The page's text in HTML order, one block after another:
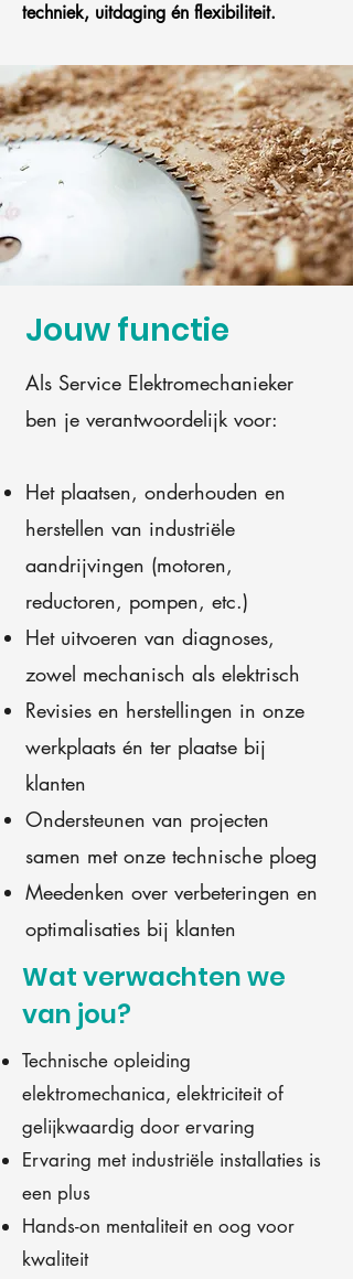
techniek, uitdaging én flexibiliteit.
Jouw functie
Als Service Elektromechanieker
ben je verantwoordelijk voor:
Het plaatsen, onderhouden en
herstellen van industriële
aandrijvingen (motoren,
reductoren, pompen, etc.)
Het uitvoeren van diagnoses,
zowel mechanisch als elektrisch
Revisies en herstellingen in onze
werkplaats én ter plaatse bij
klanten
Ondersteunen van projecten
samen met onze technische ploeg
Meedenken over verbeteringen en
optimalisaties bij klanten
Wat verwachten we
van jou?
Technische opleiding
elektromechanica, elektriciteit of
gelijkwaardig door ervaring
Ervaring met industriële installaties is
een plus
Hands-on mentaliteit en oog voor
kwaliteit